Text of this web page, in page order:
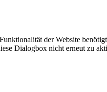
der Website
Dialogbox nicht erneut zu